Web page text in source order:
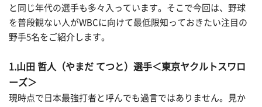
と同じ年代の選手も多々入っています。そこで今回は、野球
を普段観ない人がWBCに向けて最低限知っておきたい注目の
野手5名をご紹介します。
1.山田 哲人（やまだ てつと）選手＜東京ヤクルトスワロ
ーズ＞
現時点で日本最強打者と呼んでも過言ではありません。見か